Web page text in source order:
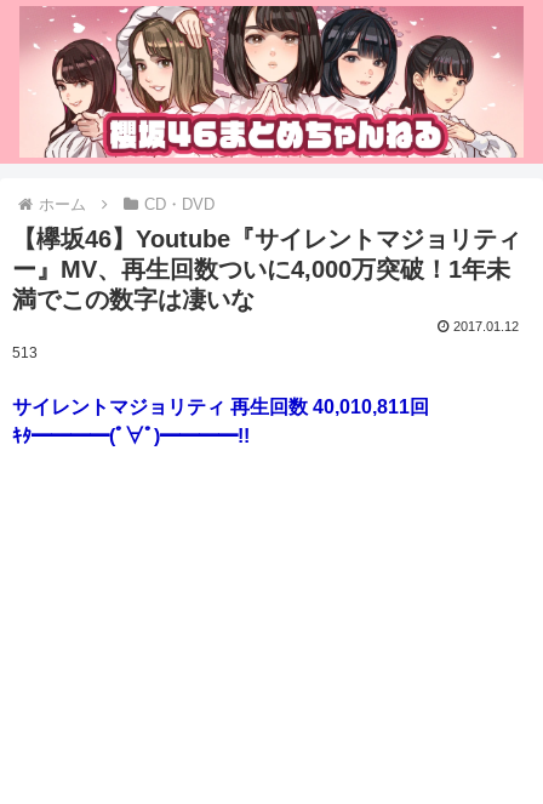
ホーム CD・DVD
【欅坂46】Youtube『サイレントマジョリティ
ー』MV、再生回数ついに4,000万突破！1年未
満でこの数字は凄いな
2017.01.12
513
サイレントマジョリティ 再生回数 40,010,811回
ｷﾀ━━━━(ﾟ∀ﾟ)━━━━!!